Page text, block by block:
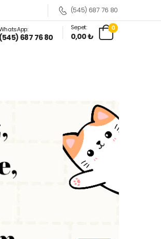
(545) 687 76 80
(545) 687 76 80
Sepet:
0,00 ₺
0